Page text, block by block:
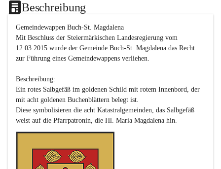
Beschreibung
Gemeindewappen Buch-St. Magdalena
Mit Beschluss der Steiermärkischen Landesregierung vom
12.03.2015 wurde der Gemeinde Buch-St. Magdalena das Recht
zur Führung eines Gemeindewappens verliehen.
Beschreibung:
Ein rotes Salbgefäß im goldenen Schild mit rotem Innenbord, der
mit acht goldenen Buchenblättern belegt ist.
Diese symbolisieren die acht Katastralgemeinden, das Salbgefäß